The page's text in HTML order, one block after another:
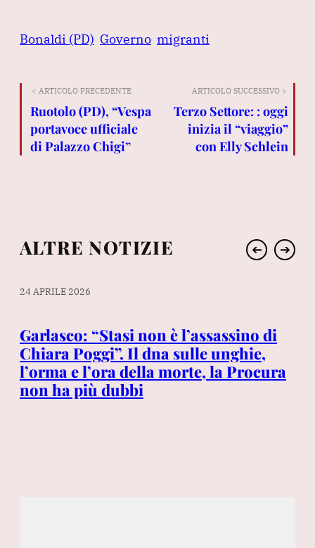
Bonaldi (PD) Governo migranti
< ARTICOLO PRECEDENTE
Ruotolo (PD), “Vespa
portavoce ufficiale
di Palazzo Chigi”
ARTICOLO SUCCESSIVO >
Terzo Settore: : oggi
inizia il “viaggio”
con Elly Schlein
ALTRE NOTIZIE ➔ ➔
24 APRILE 2026
Garlasco: “Stasi non è l’assassino di
Chiara Poggi”. Il dna sulle unghie,
l’orma e l’ora della morte, la Procura
non ha più dubbi